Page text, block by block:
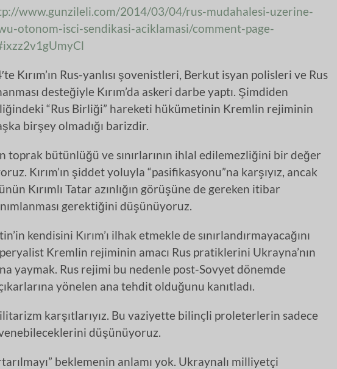
www.gunzileli.com/2014/03/04/rus-mudahalesi-uzerine-
otonom-isci-sendikasi-aciklamasi/comment-page-
Kırım’ın Rus-yanlısı şovenistleri, Berkut isyan polisleri ve Rus
desteğiyle Kırım’da askeri darbe yaptı. Şimdiden
“Rus Birliği” hareketi hükümetinin Kremlin rejiminin
birşey olmadığı barizdir.
toprak bütünlüğü ve sınırlarının ihlal edilemezliğini bir değer
Kırım’ın şiddet yoluyla “pasifikasyonu”na karşıyız, ancak
Kırımlı Tatar azınlığın görüşüne de gereken itibar
gerektiğini düşünüyoruz.
kendisini Kırım’ı ilhak etmekle de sınırlandırmayacağını
Kremlin rejiminin amacı Rus pratiklerini Ukrayna’nın
yaymak. Rus rejimi bu nedenle post-Sovyet dönemde
yönelen ana tehdit olduğunu kanıtladı.
karşıtlarıyız. Bu vaziyette bilinçli proleterlerin sadece
düşünüyoruz.
beklemenin anlamı yok. Ukraynalı milliyetçi